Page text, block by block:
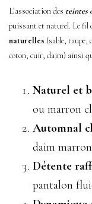
L’association des teintes
puissant et naturel. Le fil
naturelles (sable, taupe,
coton, cuir, daim) ainsi
Naturel et
ou marron
Automnal
daim
Détente
pantalon